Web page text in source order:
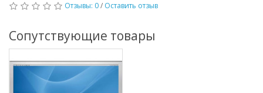
Отзывы: 0/ Оставить отзыв
Сопутствующие товары